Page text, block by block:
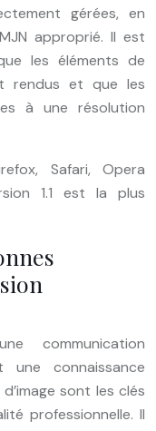
gérées, en
approprié. Il est
les éléments de
rendus et que les
à une résolution
Safari, Opera
1.1 est la plus
communication
une connaissance
sont les clés
professionnelle. Il